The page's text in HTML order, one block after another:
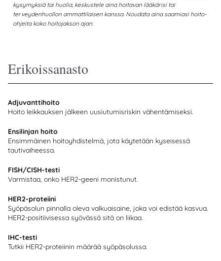
Erikoissanasto
Adjuvanttihoito
Hoito leikkauksen jälkeen uusiutumisriskin vähentämiseksi.
Ensilinjan hoito
Ensimmäinen hoitoyhdistelmä, jota käytetään kyseisessä
tautivaiheessa.
FISH/CISH-testi
Varmistaa, onko HER2-geeni monistunut.
HER2-proteiini
Syöpäsolun pinnalla oleva valkuaisaine, joka voi edistää kasvua.
HER2-positiivisessa syövässä sitä on liikaa.
IHC-testi
Tutkii HER2-proteiinin määrää syöpäsolussa.
kysymyksiä tai huolia, keskustele aina hoitavan lääkärisi tai
terveydenhuollon ammattilaisen kanssa. Noudata aina saamiasi hoito-
ohjeita koko hoitojakson ajan.